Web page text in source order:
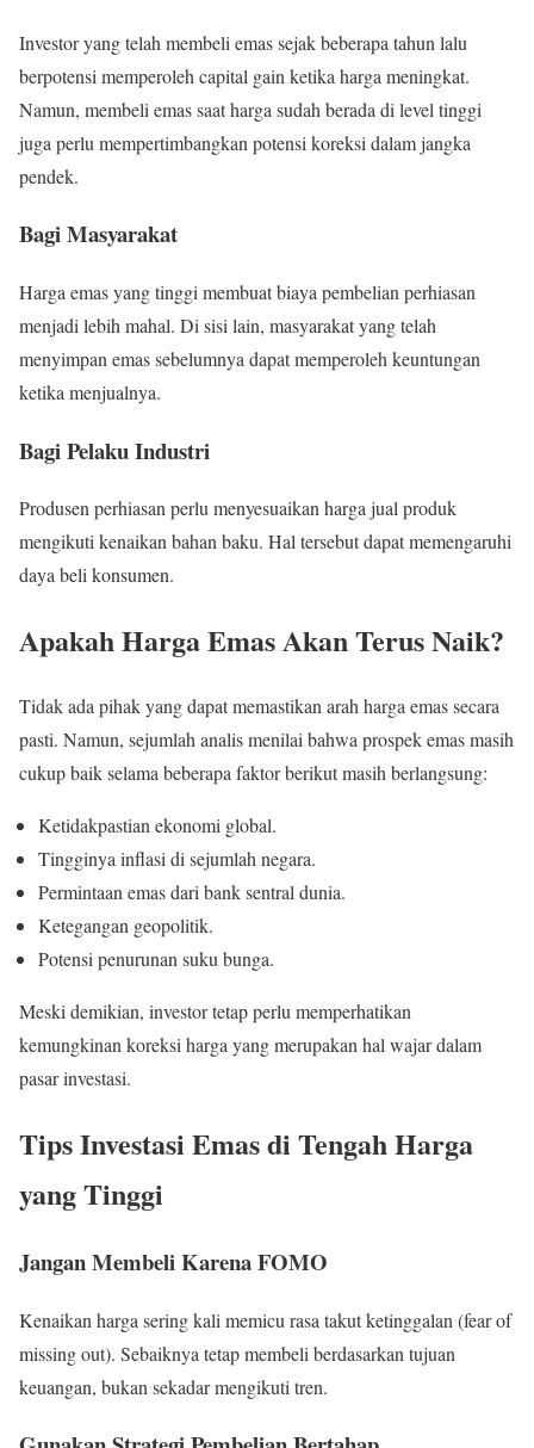
Investor yang telah membeli emas sejak beberapa tahun lalu
berpotensi memperoleh capital gain ketika harga meningkat.
Namun, membeli emas saat harga sudah berada di level tinggi
juga perlu mempertimbangkan potensi koreksi dalam jangka
pendek.
Bagi Masyarakat
Harga emas yang tinggi membuat biaya pembelian perhiasan
menjadi lebih mahal. Di sisi lain, masyarakat yang telah
menyimpan emas sebelumnya dapat memperoleh keuntungan
ketika menjualnya.
Bagi Pelaku Industri
Produsen perhiasan perlu menyesuaikan harga jual produk
mengikuti kenaikan bahan baku. Hal tersebut dapat memengaruhi
daya beli konsumen.
Apakah Harga Emas Akan Terus Naik?
Tidak ada pihak yang dapat memastikan arah harga emas secara
pasti. Namun, sejumlah analis menilai bahwa prospek emas masih
cukup baik selama beberapa faktor berikut masih berlangsung:
Ketidakpastian ekonomi global.
Tingginya inflasi di sejumlah negara.
Permintaan emas dari bank sentral dunia.
Ketegangan geopolitik.
Potensi penurunan suku bunga.
Meski demikian, investor tetap perlu memperhatikan
kemungkinan koreksi harga yang merupakan hal wajar dalam
pasar investasi.
Tips Investasi Emas di Tengah Harga
yang Tinggi
Jangan Membeli Karena FOMO
Kenaikan harga sering kali memicu rasa takut ketinggalan (fear of
missing out). Sebaiknya tetap membeli berdasarkan tujuan
keuangan, bukan sekadar mengikuti tren.